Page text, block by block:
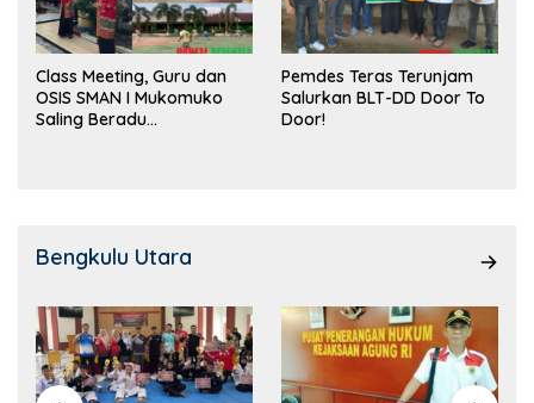
Class Meeting, Guru dan
OSIS SMAN I Mukomuko
Saling Beradu
Pemdes Teras Terunjam
Salurkan BLT-DD Door To
Door!
Bengkulu Utara